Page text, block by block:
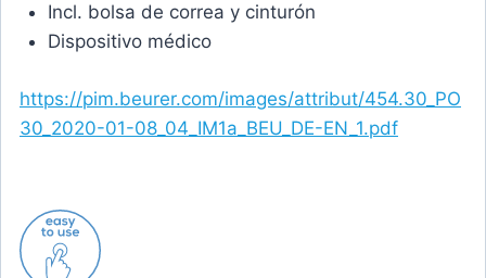
Incl. bolsa de correa y cinturón
Dispositivo médico
https://pim.beurer.com/images/attribut/454.30_PO
30_2020-01-08_04_IM1a_BEU_DE-EN_1.pdf